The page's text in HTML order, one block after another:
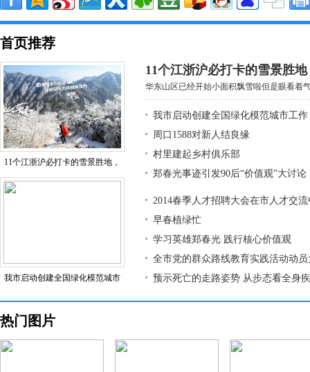
首页推荐
11个江浙沪必打卡的雪景胜地，
我市启动创建全国绿化模范城市
11个江浙沪必打卡的雪景胜
华东山区已经开始小面积飘雪啦但是眼看着
我市启动创建全国绿化模范城市工作
周口1588对新人结良缘
村里建起乡村俱乐部
郑春光事迹引发90后“价值观”大讨论
2014春季人才招聘大会在市人才交
早春植绿忙
学习英雄郑春光 践行核心价值观
全市党的群众路线教育实践活动动
预示死亡的走路姿势 从步态看全身
热门图片